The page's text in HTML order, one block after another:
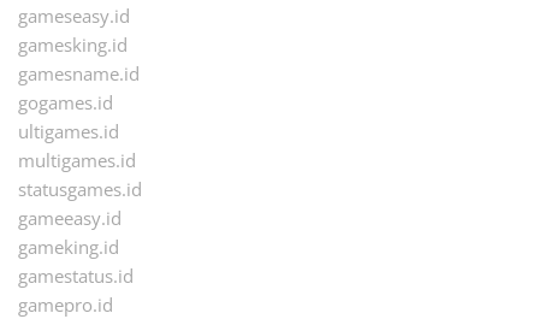
gameseasy.id
gamesking.id
gamesname.id
gogames.id
ultigames.id
multigames.id
statusgames.id
gameeasy.id
gameking.id
gamestatus.id
gamepro.id